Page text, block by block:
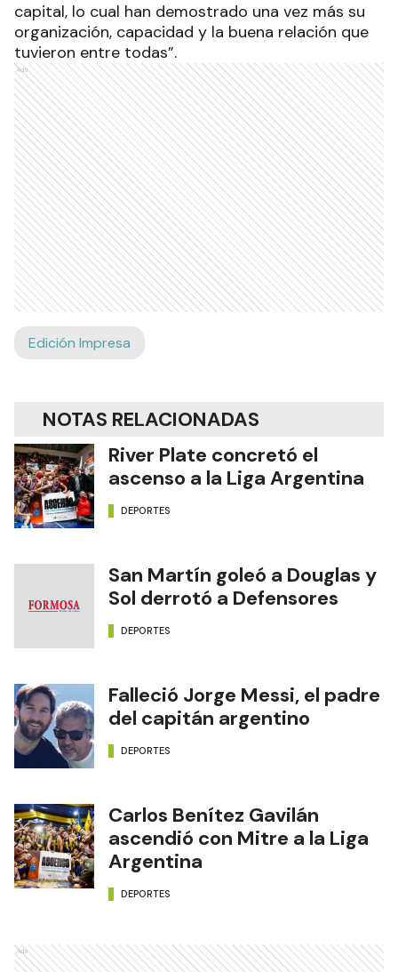
capital, lo cual han demostrado una vez más su
organización, capacidad y la buena relación que
tuvieron entre todas”.
Ads
Edición Impresa
NOTAS RELACIONADAS
River Plate concretó el
ascenso a la Liga Argentina
DEPORTES
San Martín goleó a Douglas y
Sol derrotó a Defensores
DEPORTES
Falleció Jorge Messi, el padre
del capitán argentino
DEPORTES
Carlos Benítez Gavilán
ascendió con Mitre a la Liga
Argentina
DEPORTES
Ads